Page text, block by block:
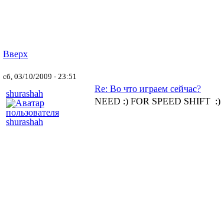
Вверх
сб, 03/10/2009 - 23:51
shurashah
Re: Во что играем сейчас?
NEED :) FOR SPEED SHIFT :)